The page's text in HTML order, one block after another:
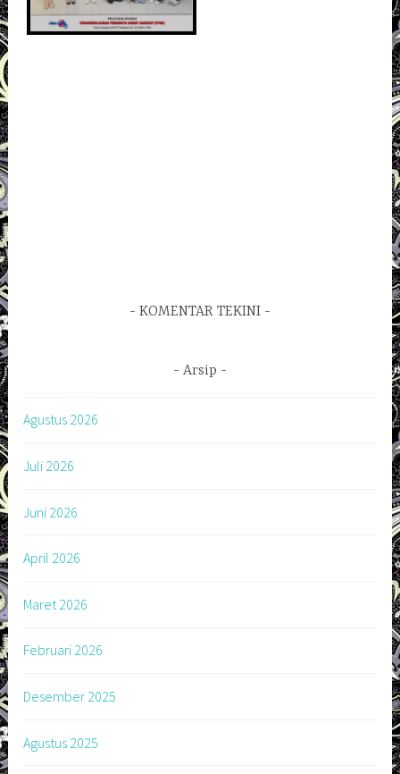
KOMENTAR TEKINI
Arsip
Agustus 2026
Juli 2026
Juni 2026
April 2026
Maret 2026
Februari 2026
Desember 2025
Agustus 2025